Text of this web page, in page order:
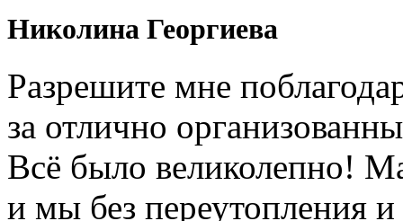
Николина Георгиева
Разрешите мне
за отлично
Всë было великолепно!
и мы без переутопления